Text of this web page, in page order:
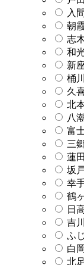
入
朝
志
和
新
桶
久
北
八
富
三
蓮
坂
幸
鶴
日
吉
ふ
白
北